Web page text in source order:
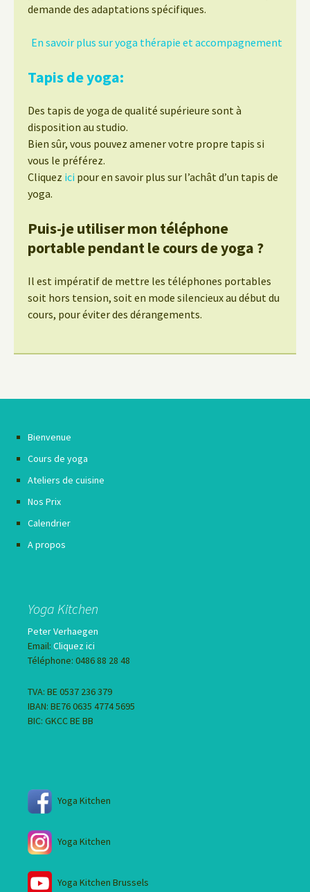
demande des adaptations spécifiques.
En savoir plus sur yoga thérapie et accompagnement
Tapis de yoga:
Des tapis de yoga de qualité supérieure sont à
disposition au studio.
Bien sûr, vous pouvez amener votre propre tapis si
vous le préférez.
Cliquez ici pour en savoir plus sur l’achât d’un tapis de
yoga.
Puis-je utiliser mon téléphone
portable pendant le cours de yoga ?
Il est impératif de mettre les téléphones portables
soit hors tension, soit en mode silencieux au début du
cours, pour éviter des dérangements.
Bienvenue
Cours de yoga
Ateliers de cuisine
Nos Prix
Calendrier
A propos
Yoga Kitchen
Peter Verhaegen
Email: Cliquez ici
Téléphone: 0486 88 28 48
TVA: BE 0537 236 379
IBAN: BE76 0635 4774 5695
BIC: GKCC BE BB
Yoga Kitchen
Yoga Kitchen
Yoga Kitchen Brussels